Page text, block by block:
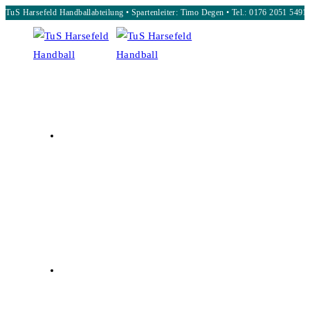
Zum
springen
TuS Harsefeld Handballabteilung • Spartenleiter: Timo Degen • Tel.: 0176 2051 5491